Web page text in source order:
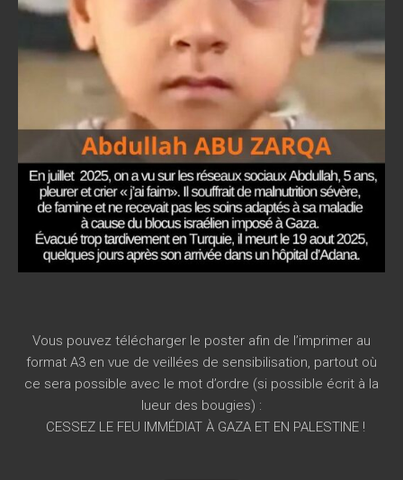
Vous pouvez télécharger le poster afin de l’imprimer au
format A3 en vue de veillées de sensibilisation, partout où
ce sera possible avec le mot d’ordre (si possible écrit à la
lueur des bougies) :
CESSEZ LE FEU IMMÉDIAT À GAZA ET EN PALESTINE !